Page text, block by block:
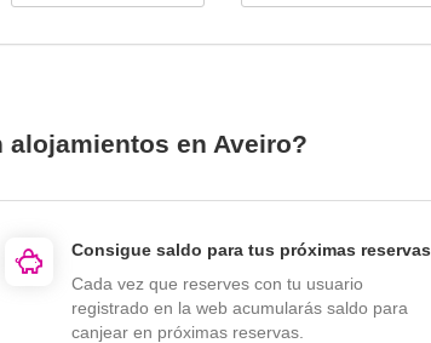
en Aveiro?
Consigue saldo para tus próximas reservas
Cada vez que reserves con tu usuario
registrado en la web acumularás saldo para
canjear en próximas reservas.